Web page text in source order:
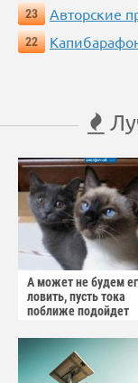
23
Авторские
22
А может не будем
ловить, пусть тока
поближе подойдет